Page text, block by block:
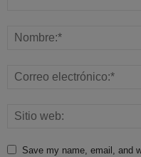
Save my name, email, and